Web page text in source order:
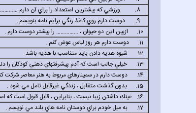
…………
…………… را بيشتر دوست دارم .